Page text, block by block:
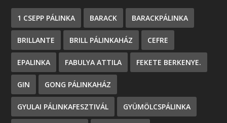
1 CSEPP PÁLINKA BARACK BARACKPÁLINKA
BRILLANTE BRILL PÁLINKAHÁZ CEFRE
EPALINKA FABULYA ATTILA FEKETE BERKENYE.
GIN GONG PÁLINKAHÁZ
GYULAI PÁLINKAFESZTIVÁL GYÜMÖLCSPÁLINKA